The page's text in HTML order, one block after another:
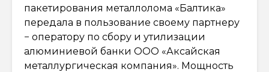
пакетирования металлолома «Балтика»
передала в пользование своему партнеру
− оператору по сбору и утилизации
алюминиевой банки ООО «Аксайская
металлургическая компания». Мощность